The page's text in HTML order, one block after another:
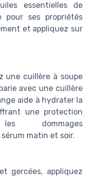
essentielles de
pour ses propriétés
et appliquez sur
une cuillère à soupe
avec une cuillère
aide à hydrater la
une protection
dommages
matin et soir.
gercées, appliquez